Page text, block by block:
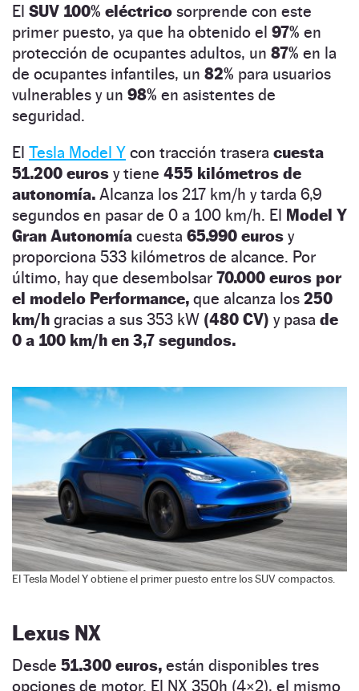
El SUV 100% eléctrico sorprende con este
primer puesto, ya que ha obtenido el 97% en
protección de ocupantes adultos, un 87% en la
de ocupantes infantiles, un 82% para usuarios
vulnerables y un 98% en asistentes de
seguridad.
El Tesla Model Y con tracción trasera cuesta
51.200 euros y tiene 455 kilómetros de
autonomía. Alcanza los 217 km/h y tarda 6,9
segundos en pasar de 0 a 100 km/h. El Model Y
Gran Autonomía cuesta 65.990 euros y
proporciona 533 kilómetros de alcance. Por
último, hay que desembolsar 70.000 euros por
el modelo Performance, que alcanza los 250
km/h gracias a sus 353 kW (480 CV) y pasa de
0 a 100 km/h en 3,7 segundos.
El Tesla Model Y obtiene el primer puesto entre los SUV compactos.
Lexus NX
Desde 51.300 euros, están disponibles tres
opciones de motor. El NX 350h (4×2), el mismo